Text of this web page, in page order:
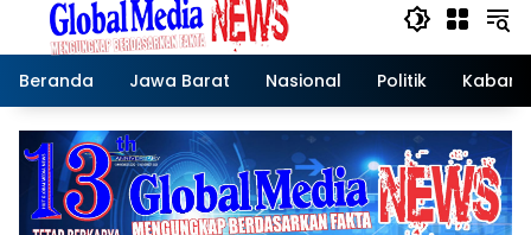
Beranda Jawa Barat Nasional Politik Kabar